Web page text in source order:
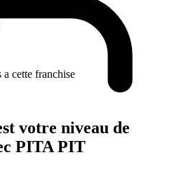
cette franchise
votre niveau de
PITA PIT